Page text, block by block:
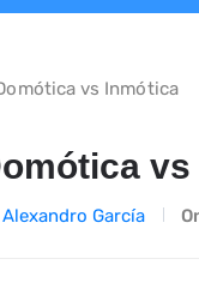
Alexandro García